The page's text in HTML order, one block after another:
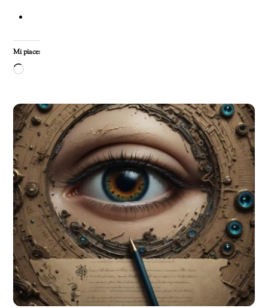
Mi piace:
Caricamento
corso…